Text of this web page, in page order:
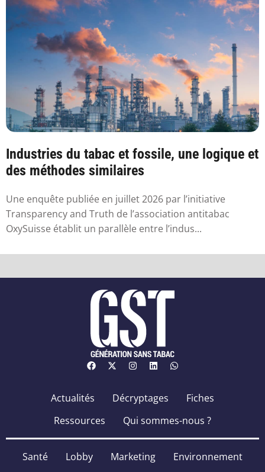
Industries du tabac et fossile, une logique et
des méthodes similaires
Une enquête publiée en juillet 2026 par l’initiative
Transparency and Truth de l’association antitabac
OxySuisse établit un parallèle entre l’indus...
Actualités Décryptages
Fiches
Ressources
Qui sommes-nous ?
Santé Lobby Marketing
Environnement